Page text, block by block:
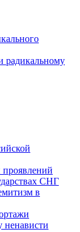
радикальному
СНГ
в
ненависти